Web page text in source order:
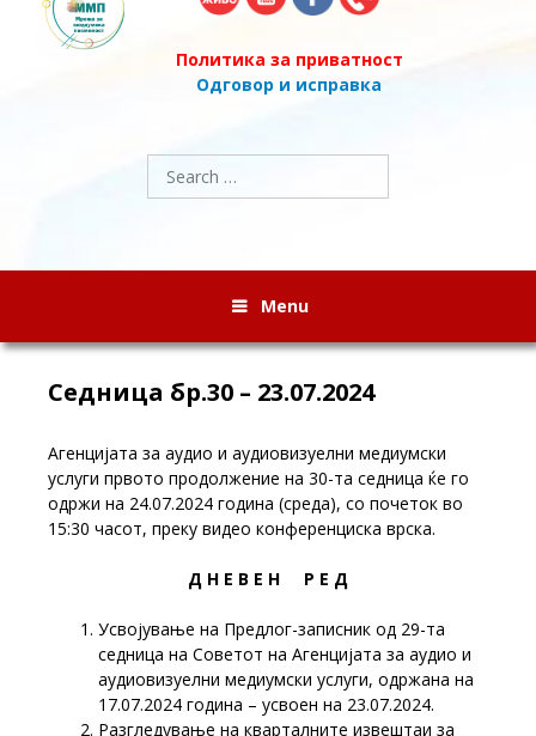
Политика за приватност
Одговор и исправка
Search
for:
Menu
Седница бр.30 – 23.07.2024
Агенцијата за аудио и аудиовизуелни медиумски
услуги првото продолжение на 30-та седница ќе го
одржи на 24.07.2024 година (среда), со почеток во
15:30 часот, преку видео конференциска врска.
Д Н Е В Е Н Р Е Д
Усвојување на Предлог-записник од 29-та
седница на Советот на Агенцијата за аудио и
аудиовизуелни медиумски услуги, одржана на
17.07.2024 година – усвоен на 23.07.2024.
Разгледување на кварталните извештаи за